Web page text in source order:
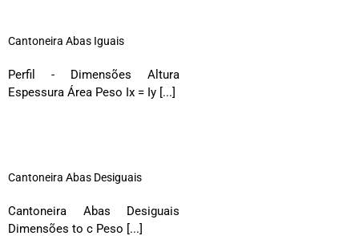
Cantoneira Abas Iguais
Perfil - Dimensões Altura
Espessura Área Peso Ix = Iy [...]
Cantoneira Abas Desiguais
Cantoneira Abas Desiguais
Dimensões to c Peso [...]